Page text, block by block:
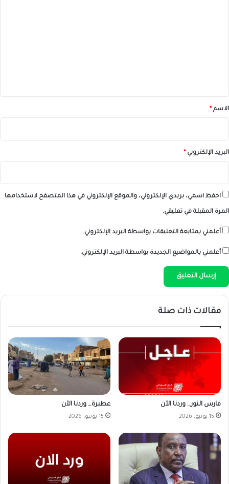
*الاسم*
البريد الإلكتروني*
احفظ اسمي، بريدي الإلكتروني، والموقع الإلكتروني في هذا المتصفح لاستخدامها
المرة المقبلة في تعليقي.
أعلمني بمتابعة التعليقات بواسطة البريد الإلكتروني.
أعلمني بالمواضيع الجديدة بواسطة البريد الإلكتروني.
مقالات ذات صلة
فارس النور… وردنا الآن
15 يونيو، 2026
عطبرة… وردنا الآن
15 يونيو، 2026